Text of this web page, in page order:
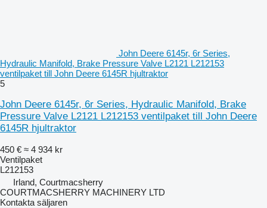
John Deere 6145r, 6r Series,
Hydraulic Manifold, Brake Pressure Valve L2121 L212153
ventilpaket till John Deere 6145R hjultraktor
5
John Deere 6145r, 6r Series, Hydraulic Manifold, Brake
Pressure Valve L2121 L212153 ventilpaket till John Deere
6145R hjultraktor
450 € ≈ 4 934 kr
Ventilpaket
L212153
Irland, Courtmacsherry
COURTMACSHERRY MACHINERY LTD
Kontakta säljaren